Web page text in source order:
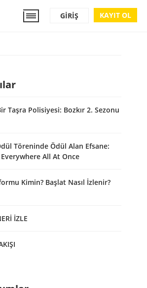
KAYIT OL
GIRIŞ
Taşra Polisiyesi: Bozkır 2. Sezonu
Töreninde Ödül Alan Efsane:
All At Once
Kimin? Başlat Nasıl İzlenir?
İZLE